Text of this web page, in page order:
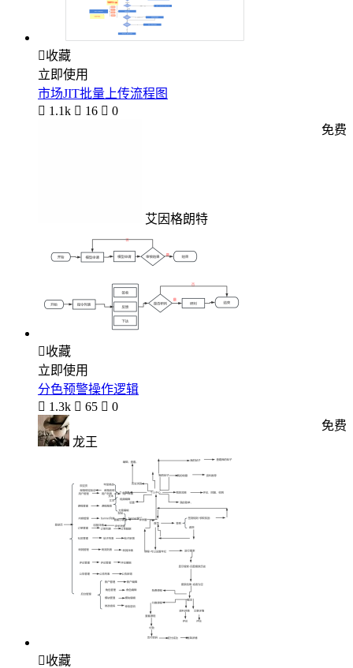
收藏
立即使用
市场JIT批量上传流程图
 1.1k  16  0
艾因格朗特
免费
收藏
立即使用
分色预警操作逻辑
 1.3k  65  0
龙王
免费
收藏